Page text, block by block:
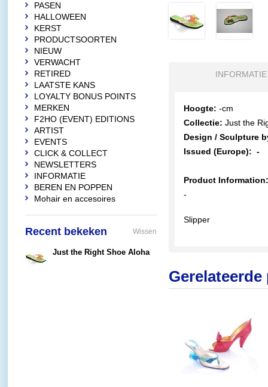
INFORMATIE
Hoogte: -cm
Collectie: Just the
Design / Sculpture
Issued (Europe): -
Product Information:
-
Slipper
PASEN
HALLOWEEN
KERST
PRODUCTSOORTEN
NIEUW
VERWACHT
RETIRED
LAATSTE KANS
LOYALTY BONUS POINTS
MERKEN
F2HO (EVENT) EDITIONS
ARTIST
EVENTS
CLICK & COLLECT
NEWSLETTERS
INFORMATIE
BEREN EN POPPEN
Mohair en accesoires
Recent bekeken Wissen
Just the Right Shoe Aloha